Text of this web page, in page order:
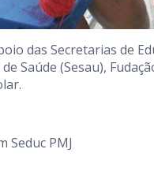
das Secretarias de
Saúde (Sesau),
Seduc PMJ